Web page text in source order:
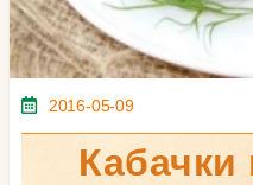
2016-05-09